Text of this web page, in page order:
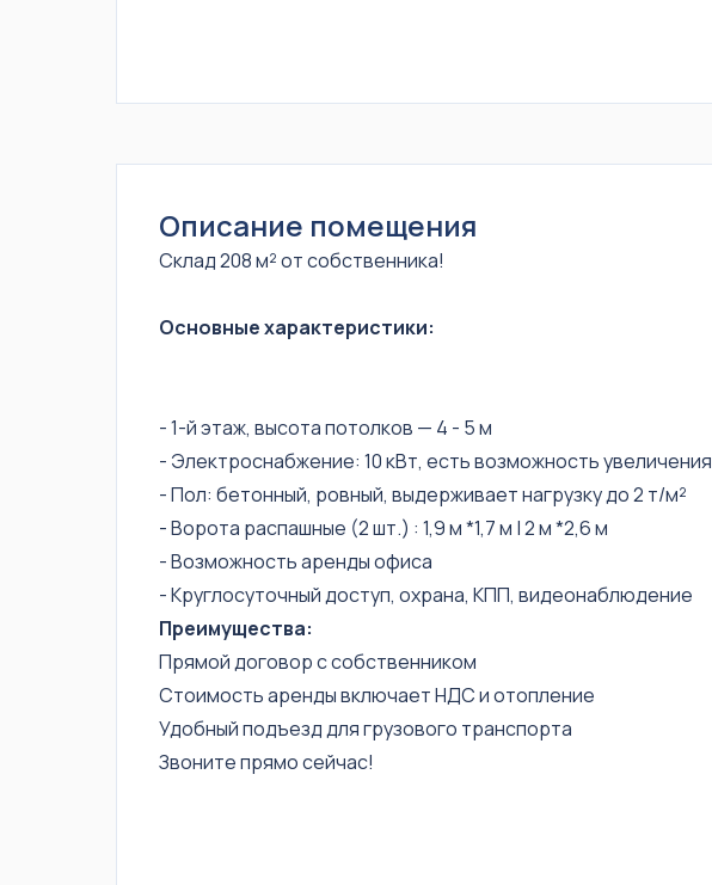
Описание помещения
Склад 208 м² от собственника!
Основные характеристики:
- 1-й этаж, высота потолков — 4 - 5 м
- Электроснабжение: 10 кВт, есть возможность увеличения
- Пол: бетонный, ровный, выдерживает нагрузку до 2 т/м²
- Ворота распашные (2 шт.) : 1,9 м *1,7 м | 2 м *2,6 м
- Возможность аренды офиса
- Круглосуточный доступ, охрана, КПП, видеонаблюдение
Преимущества:
Прямой договор с собственником
Стоимость аренды включает НДС и отопление
Удобный подъезд для грузового транспорта
Звоните прямо сейчас!